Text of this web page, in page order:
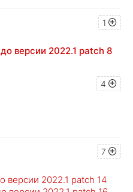
1
версии 2022.1 patch 8
4
7
версии 2022.1 patch 14